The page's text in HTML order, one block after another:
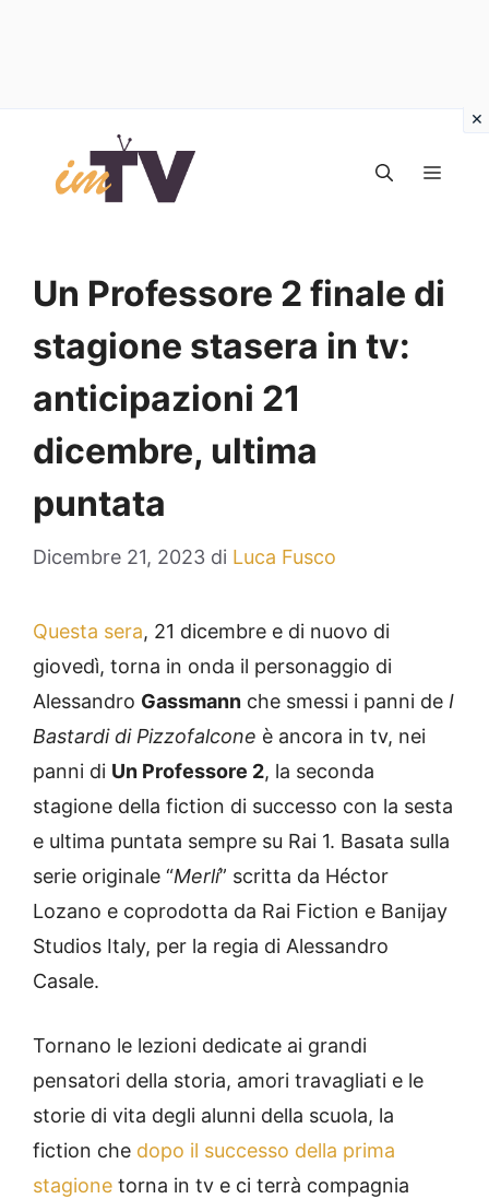
contenuto
Un Professore 2 finale di
stagione stasera in tv:
anticipazioni 21
dicembre, ultima
puntata
Dicembre 21, 2023 di Luca Fusco
Questa sera, 21 dicembre e di nuovo di
giovedì, torna in onda il personaggio di
Alessandro Gassmann che smessi i panni de I
Bastardi di Pizzofalcone è ancora in tv, nei
panni di Un Professore 2, la seconda
stagione della fiction di successo con la sesta
e ultima puntata sempre su Rai 1. Basata sulla
serie originale “Merlí” scritta da Héctor
Lozano e coprodotta da Rai Fiction e Banijay
Studios Italy, per la regia di Alessandro
Casale.
Tornano le lezioni dedicate ai grandi
pensatori della storia, amori travagliati e le
storie di vita degli alunni della scuola, la
fiction che dopo il successo della prima
stagione torna in tv e ci terrà compagnia